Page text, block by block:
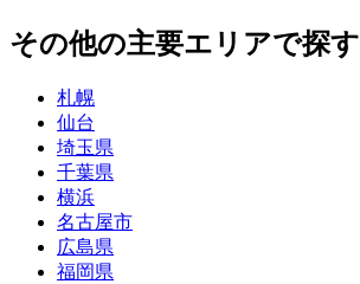
その他の主要エリアで探す
札幌
仙台
埼玉県
千葉県
横浜
名古屋市
広島県
福岡県